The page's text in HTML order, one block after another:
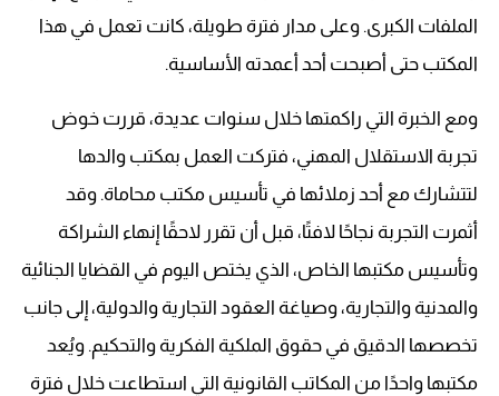
الملفات الكبرى. وعلى مدار فترة طويلة، كانت تعمل في هذا
المكتب حتى أصبحت أحد أعمدته الأساسية.
ومع الخبرة التي راكمتها خلال سنوات عديدة، قررت خوض
تجربة الاستقلال المهني، فتركت العمل بمكتب والدها
لتتشارك مع أحد زملائها في تأسيس مكتب محاماة. وقد
أثمرت التجربة نجاحًا لافتًا، قبل أن تقرر لاحقًا إنهاء الشراكة
وتأسيس مكتبها الخاص، الذي يختص اليوم في القضايا الجنائية
والمدنية والتجارية، وصياغة العقود التجارية والدولية، إلى جانب
تخصصها الدقيق في حقوق الملكية الفكرية والتحكيم. ويُعد
مكتبها واحدًا من المكاتب القانونية التي استطاعت خلال فترة